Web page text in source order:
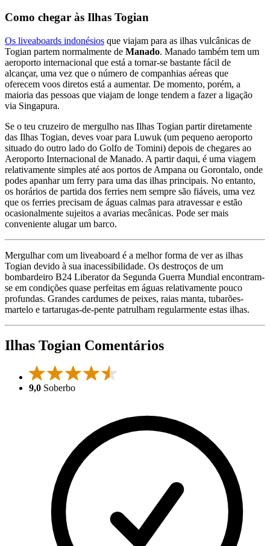
Como chegar às Ilhas Togian
Os liveaboards indonésios que viajam para as ilhas vulcânicas de
Togian partem normalmente de Manado. Manado também tem um
aeroporto internacional que está a tornar-se bastante fácil de
alcançar, uma vez que o número de companhias aéreas que
oferecem voos diretos está a aumentar. De momento, porém, a
maioria das pessoas que viajam de longe tendem a fazer a ligação
via Singapura.
Se o teu cruzeiro de mergulho nas Ilhas Togian partir diretamente
das Ilhas Togian, deves voar para Luwuk (um pequeno aeroporto
situado do outro lado do Golfo de Tomini) depois de chegares ao
Aeroporto Internacional de Manado. A partir daqui, é uma viagem
relativamente simples até aos portos de Ampana ou Gorontalo, onde
podes apanhar um ferry para uma das ilhas principais. No entanto,
os horários de partida dos ferries nem sempre são fiáveis, uma vez
que os ferries precisam de águas calmas para atravessar e estão
ocasionalmente sujeitos a avarias mecânicas. Pode ser mais
conveniente alugar um barco.
Mergulhar com um liveaboard é a melhor forma de ver as ilhas
Togian devido à sua inacessibilidade. Os destroços de um
bombardeiro B24 Liberator da Segunda Guerra Mundial encontram-
se em condições quase perfeitas em águas relativamente pouco
profundas. Grandes cardumes de peixes, raias manta, tubarões-
martelo e tartarugas-de-pente patrulham regularmente estas ilhas.
Ilhas Togian Comentários
9,0 Soberbo